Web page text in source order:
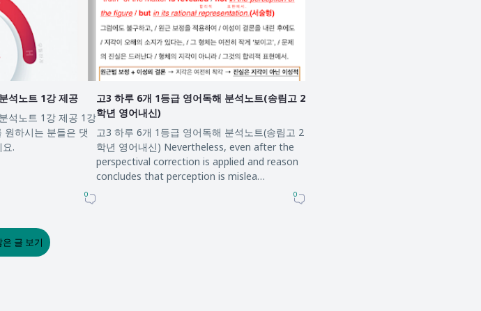
석노트 1강 제공
석노트 1강 제공 1강
원하시는 분들은 댓
.
0
고3 하루 6개 1등급 영어독해 분석노트(송림고 2
학년 영어내신)
고3 하루 6개 1등급 영어독해 분석노트(송림고 2
학년 영어내신) Nevertheless, even after the
perspectival correction is applied and reason
concludes that perception is mislea…
0
은 글 보기